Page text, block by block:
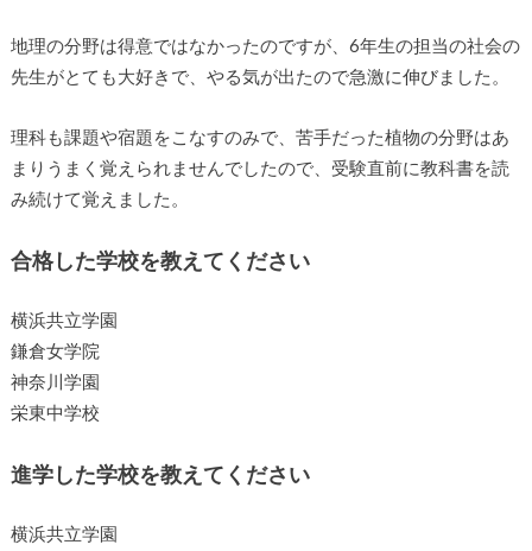
やり覚えられる範囲だけ覚えました。
の先生がとても大好きで、やる気が出たので急激に伸びまし
た。
あまりうまく覚えられませんでしたので、受験直前に教科書
合格した学校を教えてください
横浜共立学園
神奈川学園